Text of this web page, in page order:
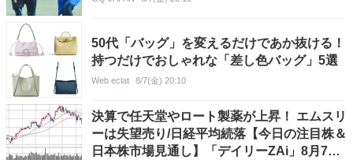
50代「バッグ」を変えるだけであか抜ける！
持つだけでおしゃれな「差し色バッグ」5選
Web eclat 8/7(金) 20:10
決算で任天堂やロート製薬が上昇！ エムスリ
ーは失望売り/日経平均続落【今日の注目株＆
日本株市場見通し】「デイリーZAi」8月7日